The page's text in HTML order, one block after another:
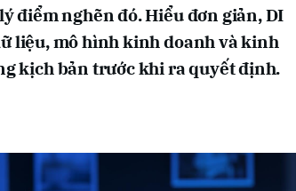
điểm nghẽn đó. Hiểu đơn giản, DI
liệu, mô hình kinh doanh và kinh
kịch bản trước khi ra quyết định.